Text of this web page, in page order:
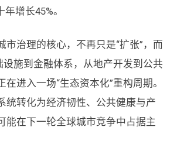
增长45%。
市治理的核心，不再只是“扩张”，而
设施到金融体系，从地产开发到公共
进入一场“生态资本化”重构周期。
统转化为经济韧性、公共健康与产
能在下一轮全球城市竞争中占据主